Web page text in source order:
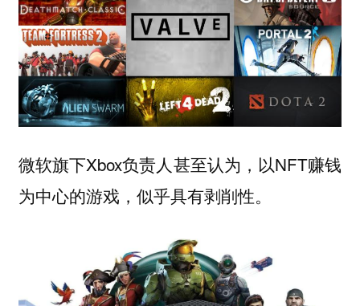
微软旗下Xbox负责人甚至认为，以NFT赚钱
为中心的游戏，似乎具有剥削性。